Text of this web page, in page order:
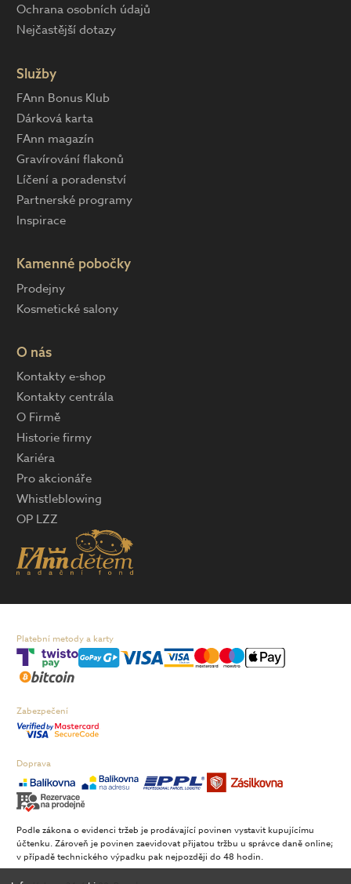
Ochrana osobních údajů
Nejčastější dotazy
Služby
FAnn Bonus Klub
Dárková karta
FAnn magazín
Gravírování flakonů
Líčení a poradenství
Partnerské programy
Inspirace
Kamenné pobočky
Prodejny
Kosmetické salony
O nás
Kontakty e-shop
Kontakty centrála
O Firmě
Historie firmy
Kariéra
Pro akcionáře
Whistleblowing
OP LZZ
Platební metody a karty
Zabezpečení
Doprava
Podle zákona o evidenci tržeb je prodávající povinen vystavit kupujícímu
účtenku. Zároveň je povinen zaevidovat přijatou tržbu u správce daně online;
v případě technického výpadku pak nejpozději do 48 hodin.